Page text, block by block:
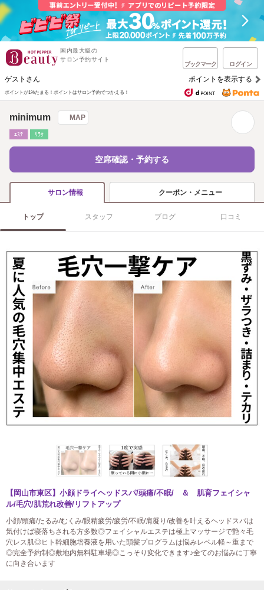
国内最大級の
サロン予約サイト
ブックマーク ログイン
ゲストさん ポイントを表示する
ポイントが1%たまる！ ポイントはサロン予約でつかえる！
minimum MAP
ｴｽﾃ ﾘﾗｸ
空席確認・予約する
サロン情報 クーポン・メニュー
トップ スタッフ ブログ 口コミ
【岡山市東区】小顔ドライヘッドスパ/頭痛/不眠/ ＆ 肌育フェイシャ
ル/毛穴/肌荒れ改善/リフトアップ
小顔/頭痛/たるみ/むくみ/眼精疲労/疲労/不眠/肩凝り/改善を叶えるヘッドスパは
気付けば寝落ちされる方多数◎フェイシャルエステは極上マッサージで艶々毛
穴レス肌◎ヒト幹細胞培養液を用いた頭髪プログラムは悩みレベル軽～重まで
◎完全予約制◎敷地内無料駐車場◎こっそり変化できます♪全てのお悩みに丁寧
に向き合います